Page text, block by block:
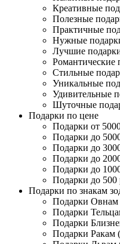
Креативные
Полезные
Практичные
Нужные
Лучшие
Романтические
Стильные
Уникальные
Удивительные
Шуточные
Подарки по цене
Подарки от
Подарки до
Подарки до
Подарки до
Подарки до
Подарки до 500
Подарки по знакам
Подарки Овнам
Подарки
Подарки
Подарки Ракам